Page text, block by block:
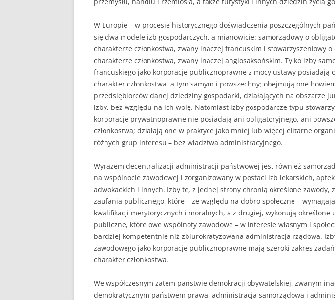
W Europie – w procesie historycznego doświadczenia poszczególnych
się dwa modele izb gospodarczych, a mianowicie: samorządowy o
charakterze członkostwa, zwany inaczej francuskim i stowarzyszeniowy
charakterze członkostwa, zwany inaczej anglosaksońskim. Tylko izby
francuskiego jako korporacje publicznoprawne z mocy ustawy posiadają
charakter członkostwa, a tym samym i powszechny; obejmują one
przedsiębiorców danej dziedziny gospodarki, działających na obszarze
izby, bez względu na ich wolę. Natomiast izby gospodarcze typu
korporacje prywatnoprawne nie posiadają ani obligatoryjnego, ani
członkostwa; działają one w praktyce jako mniej lub więcej elitarne
różnych grup interesu – bez władztwa administracyjnego.
Wyrazem decentralizacji administracji państwowej jest również
na wspólnocie zawodowej i zorganizowany w postaci izb lekarskich,
adwokackich i innych. Izby te, z jednej strony chronią określone zawody,
zaufania publicznego, które – ze względu na dobro społeczne –
kwalifikacji merytorycznych i moralnych, a z drugiej, wykonują określone
publiczne, które owe wspólnoty zawodowe – w interesie własnym i
bardziej kompetentnie niż zbiurokratyzowana administracja rządowa.
zawodowego jako korporacje publicznoprawne mają szeroki zakres
charakter członkostwa.
We współczesnym zatem państwie demokracji obywatelskiej, zwanym
demokratycznym państwem prawa, administracja samorządowa i